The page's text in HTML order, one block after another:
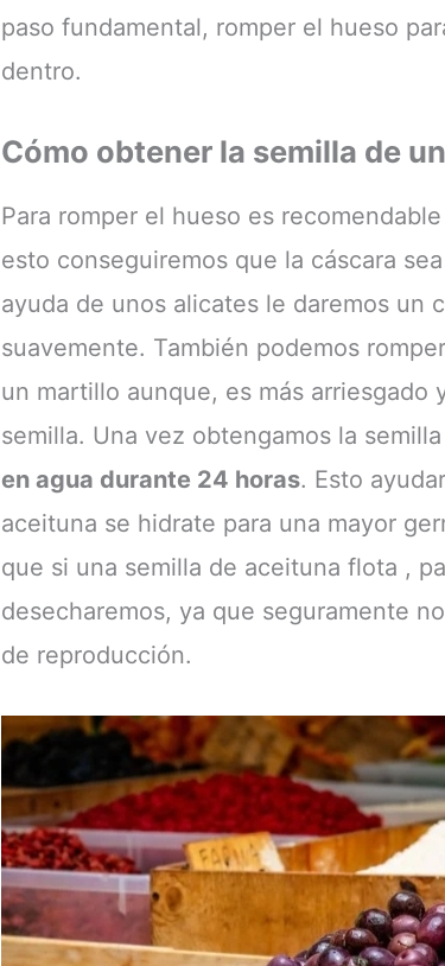
paso fundamental, romper el hueso
dentro.
Cómo obtener la semilla de
Para romper el hueso es
esto conseguiremos que la cáscara
ayuda de unos alicates le daremos un
suavemente. También podemos
un martillo aunque, es más arriesgado
semilla. Una vez obtengamos la
en agua durante 24 horas. Esto
aceituna se hidrate para una mayor
que si una semilla de aceituna flota ,
desecharemos, ya que seguramente
de reproducción.